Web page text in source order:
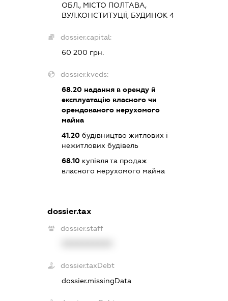
ОБЛ., МІСТО ПОЛТАВА,
ВУЛ.КОНСТИТУЦІЇ, БУДИНОК 4
dossier.capital:
60 200 грн.
dossier.kveds:
68.20 надання в оренду й
експлуатацію власного чи
орендованого нерухомого
майна
41.20 будівництво житлових і
нежитлових будівель
68.10 купівля та продаж
власного нерухомого майна
dossier.tax
dossier.staff
dossier.taxDebt
dossier.missingData